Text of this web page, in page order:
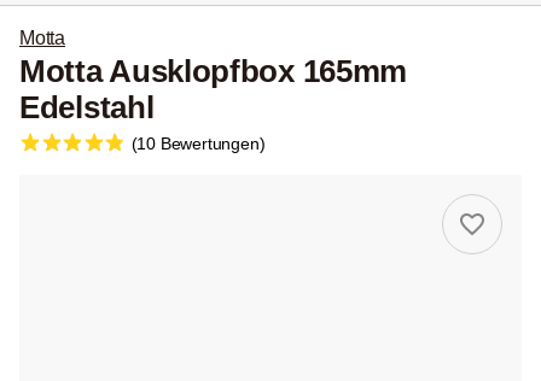
Motta
Motta Ausklopfbox 165mm
Edelstahl
(10 Bewertungen)